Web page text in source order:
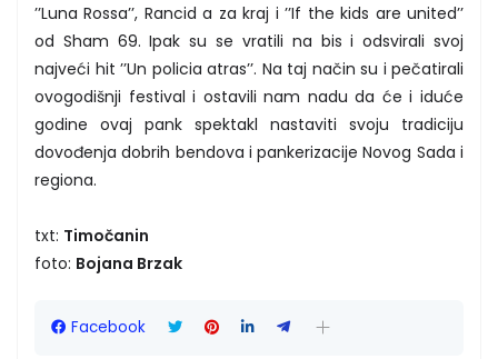
’’Luna Rossa’’, Rancid a za kraj i ’’If the kids are united’’
od Sham 69. Ipak su se vratili na bis i odsvirali svoj
najveći hit ’’Un policia atras’’. Na taj način su i pečatirali
ovogodišnji festival i ostavili nam nadu da će i iduće
godine ovaj pank spektakl nastaviti svoju tradiciju
dovođenja dobrih bendova i pankerizacije Novog Sada i
regiona.
txt: Timočanin
foto: Bojana Brzak
Facebook